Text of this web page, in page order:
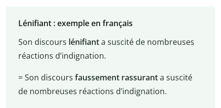
Lénifiant : exemple en français
Son discours lénifianta suscité de nombreuses
réactions d’indignation.
= Son discours faussement rassuranta suscité
de nombreuses réactions d’indignation.